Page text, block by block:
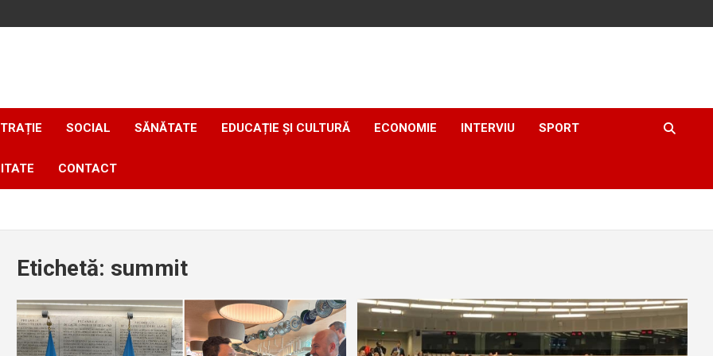
SOCIAL SĂNĂTATE EDUCAȚIE ȘI CULTURĂ ECONOMIE INTERVIU SPORT
CONTACT
Etichetă: summit